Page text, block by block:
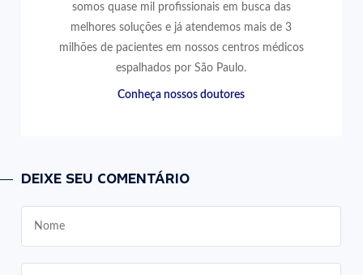
somos quase mil profissionais em busca das
melhores soluções e já atendemos mais de 3
milhões de pacientes em nossos centros médicos
espalhados por São Paulo.
Conheça nossos doutores
DEIXE SEU COMENTÁRIO